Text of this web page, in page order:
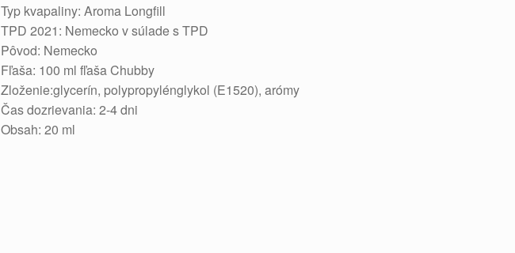
Typ kvapaliny: Aroma Longfill
TPD 2021: Nemecko v súlade s TPD
Pôvod: Nemecko
Fľaša: 100 ml fľaša Chubby
Zloženie:glycerín, polypropylénglykol (E1520), arómy
Čas dozrievania: 2-4 dni
Obsah: 20 ml